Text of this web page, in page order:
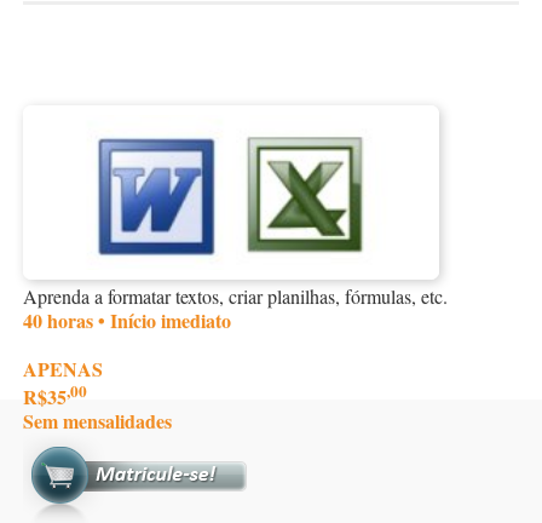
Aprenda a formatar textos, criar planilhas, fórmulas, etc.
40 horas • Início imediato
APENAS
R$35,00
Sem mensalidades